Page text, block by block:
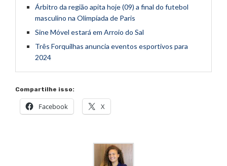
Árbitro da região apita hoje (09) a final do futebol
masculino na Olimpíada de Paris
Sine Móvel estará em Arroio do Sal
Três Forquilhas anuncia eventos esportivos para
2024
Compartilhe isso:
Facebook X